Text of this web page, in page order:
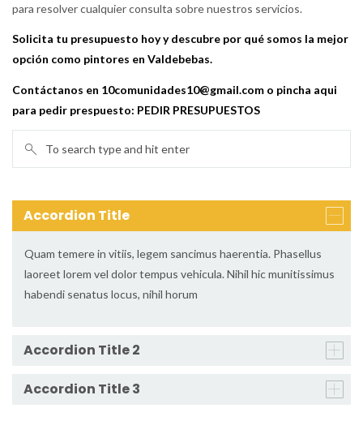
para resolver cualquier consulta sobre nuestros servicios.
Solicita tu presupuesto hoy y descubre por qué somos la mejor
opción como pintores en Valdebebas.
Contáctanos en 10comunidades10@gmail.com o pincha aqui
para pedir prespuesto: PEDIR PRESUPUESTOS
Accordion Title
Quam temere in vitiis, legem sancimus haerentia. Phasellus
laoreet lorem vel dolor tempus vehicula. Nihil hic munitissimus
habendi senatus locus, nihil horum
Accordion Title 2
Accordion Title 3